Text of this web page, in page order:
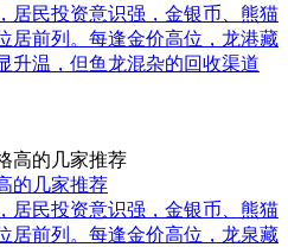
居民投资意识强，金银币、熊猫
居前列。每逢金价高位，龙港藏
升温，但鱼龙混杂的回收渠道
的几家推荐
居民投资意识强，金银币、熊猫
居前列。每逢金价高位，龙泉藏